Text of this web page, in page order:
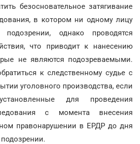
безосновательное затягивание
в котором ни одному лицу
однако проводятся
что приводит к нанесению
не являются подозреваемыми.
к следственному судье с
уголовного производства, если
для проведения
с момента внесения
правонарушении в ЕРДР до дня